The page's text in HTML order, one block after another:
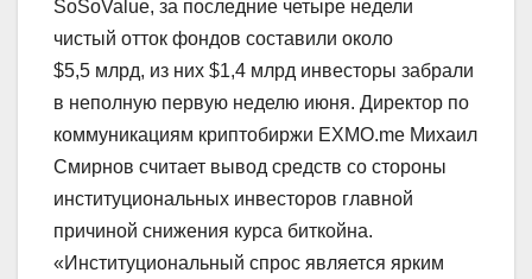
SoSoValue, за последние четыре недели
чистый отток фондов составили около
$5,5 млрд, из них $1,4 млрд инвесторы забрали
в неполную первую неделю июня. Директор по
коммуникациям криптобиржи EXMO.me Михаил
Смирнов считает вывод средств со стороны
институциональных инвесторов главной
причиной снижения курса биткойна.
«Институциональный спрос является ярким